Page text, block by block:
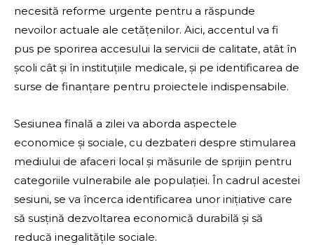
necesită reforme urgente pentru a răspunde
nevoilor actuale ale cetățenilor. Aici, accentul va fi
pus pe sporirea accesului la servicii de calitate, atât în
școli cât și în instituțiile medicale, și pe identificarea de
surse de finanțare pentru proiectele indispensabile.
Sesiunea finală a zilei va aborda aspectele
economice și sociale, cu dezbateri despre stimularea
mediului de afaceri local și măsurile de sprijin pentru
categoriile vulnerabile ale populației. În cadrul acestei
sesiuni, se va încerca identificarea unor inițiative care
să susțină dezvoltarea economică durabilă și să
reducă inegalitățile sociale.